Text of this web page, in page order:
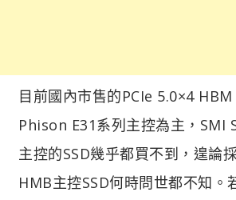
目前國內市售的PCIe 5.0×4 HBM
Phison E31系列主控為主，SMI
主控的SSD幾乎都買不到，遑論
HMB主控SSD何時問世都不知。